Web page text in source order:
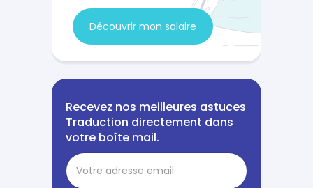
Découvrir mon salaire
Recevez nos meilleures astuces
Traduction directement dans
votre boîte mail.